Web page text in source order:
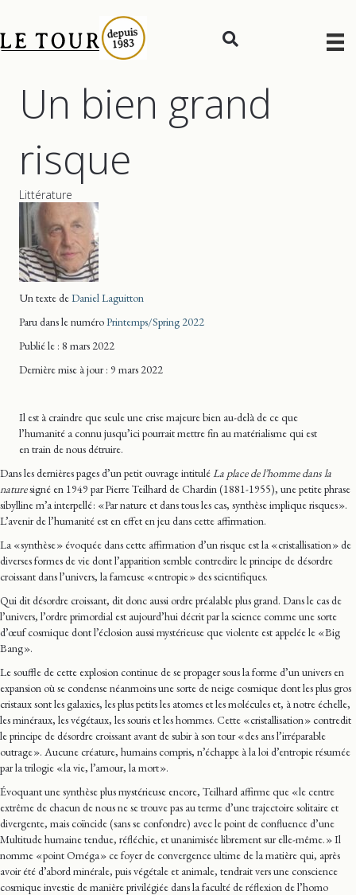
Un bien grand
risque
Littérature
Un texte deDaniel Laguitton
Paru dans le numéroPrintemps/Spring 2022
Publié le : 8 mars 2022
Dernière mise à jour: 9 mars 2022
Il est à craindre que seule une crise majeure bien au-delà de ce que
l’humanité a connu jusqu’ici pourrait mettre fin au matérialisme qui est
en train de nous détruire.
Dans les dernières pages d’un petit ouvrage intituléLa place de l’homme dans la
naturesigné en 1949 par Pierre Teilhard de Chardin (1881-1955), une petite phrase
sibylline m’a interpellé : « Par nature et dans tous les cas, synthèse implique risques ».
L’avenir de l’humanité est en effet en jeu dans cette affirmation.
La « synthèse » évoquée dans cette affirmation d’un risque est la « cristallisation » de
diverses formes de vie dont l’apparition semble contredire le principe de désordre
croissant dans l’univers, la fameuse « entropie » des scientifiques.
Qui dit désordre croissant, dit donc aussi ordre préalable plus grand. Dans le cas de
l’univers, l’ordre primordial est aujourd’hui décrit par la science comme une sorte
d’œuf cosmique dont l’éclosion aussi mystérieuse que violente est appelée le « Big
Bang ».
Le souffle de cette explosion continue de se propager sous la forme d’un univers en
expansion où se condense néanmoins une sorte de neige cosmique dont les plus gros
cristaux sont les galaxies, les plus petits les atomes et les molécules et, à notre échelle,
les minéraux, les végétaux, les souris et les hommes. Cette « cristallisation » contredit
le principe de désordre croissant avant de subir à son tour « des ans l’irréparable
outrage ». Aucune créature, humains compris, n’échappe à la loi d’entropie résumée
par la trilogie « la vie, l’amour, la mort ».
Évoquant une synthèse plus mystérieuse encore, Teilhard affirme que « le centre
extrême de chacun de nous ne se trouve pas au terme d’une trajectoire solitaire et
divergente, mais coïncide (sans se confondre) avec le point de confluence d’une
Multitude humaine tendue, réfléchie, et unanimisée librement sur elle-même. » Il
nomme « point Oméga » ce foyer de convergence ultime de la matière qui, après
avoir été d’abord minérale, puis végétale et animale, tendrait vers une conscience
cosmique investie de manière privilégiée dans la faculté de réflexion de l’homo